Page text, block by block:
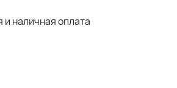
и наличная оплата